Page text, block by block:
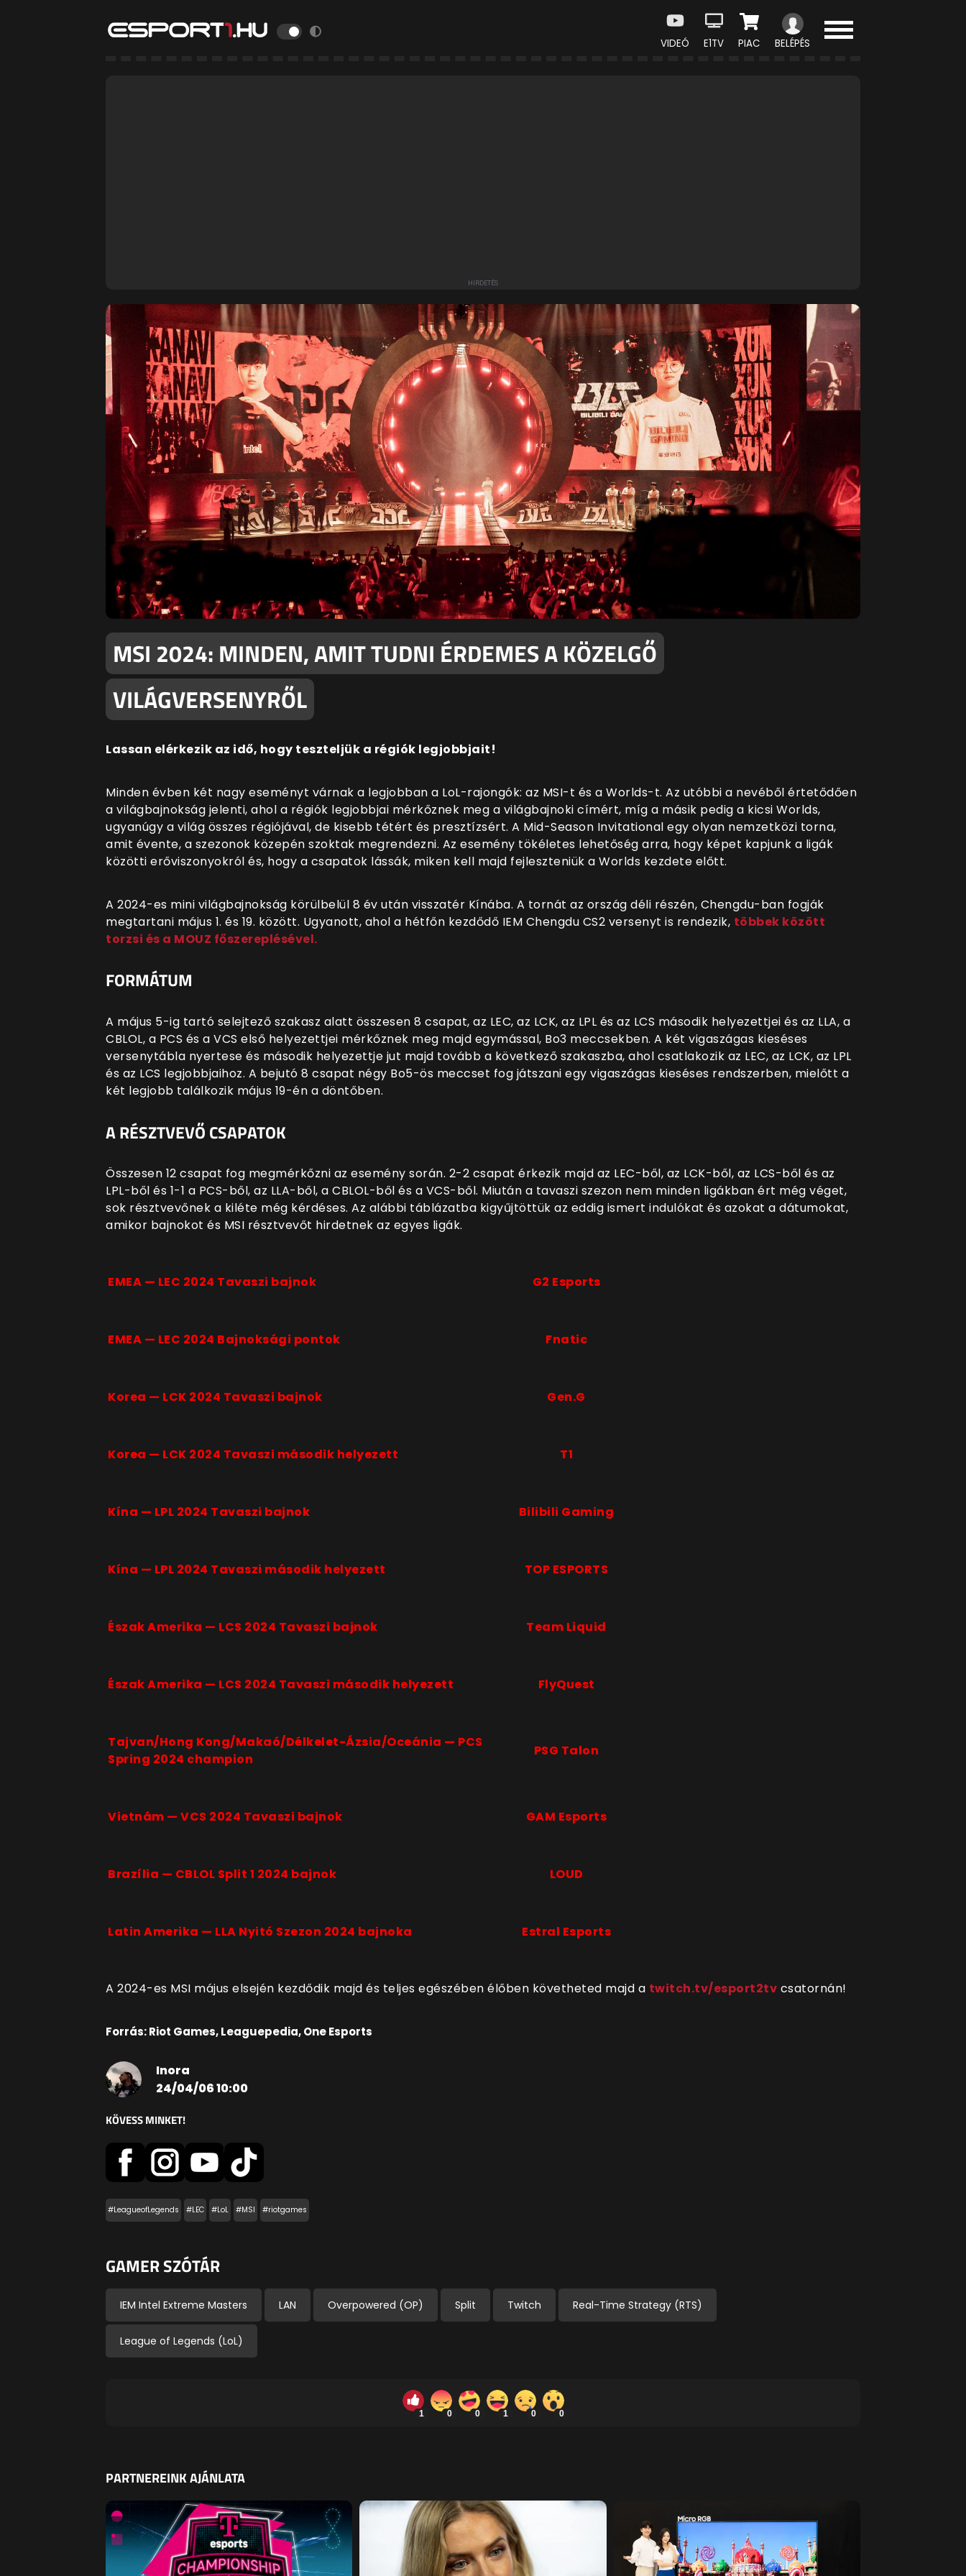
VIDEÓ E1TV PIAC BELÉPÉS
MSI 2024: MINDEN, AMIT TUDNI ÉRDEMES A KÖZELGŐ
VILÁGVERSENYRŐL
Lassan elérkezik az idő, hogy teszteljük a régiók legjobbjait!
Minden évben két nagy eseményt várnak a legjobban a LoL-rajongók: az MSI-t és a Worlds-t. Az utóbbi a nevéből értetődően
a világbajnokság jelenti, ahol a régiók legjobbjai mérkőznek meg a világbajnoki címért, míg a másik pedig a kicsi Worlds,
ugyanúgy a világ összes régiójával, de kisebb tétért és presztízsért. A Mid-Season Invitational egy olyan nemzetközi torna,
amit évente, a szezonok közepén szoktak megrendezni. Az esemény tökéletes lehetőség arra, hogy képet kapjunk a ligák
közötti erőviszonyokról és, hogy a csapatok lássák, miken kell majd fejleszteniük a Worlds kezdete előtt.
A 2024-es mini világbajnokság körülbelül 8 év után visszatér Kínába. A tornát az ország déli részén, Chengdu-ban fogják
megtartani május 1. és 19. között. Ugyanott, ahol a hétfőn kezdődő IEM Chengdu CS2 versenyt is rendezik, többek között
torzsi és a MOUZ főszereplésével.
FORMÁTUM
A május 5-ig tartó selejtező szakasz alatt összesen 8 csapat, az LEC, az LCK, az LPL és az LCS második helyezettjei és az LLA, a
CBLOL, a PCS és a VCS első helyezettjei mérkőznek meg majd egymással, Bo3 meccsekben. A két vigaszágas kieséses
versenytábla nyertese és második helyezettje jut majd tovább a következő szakaszba, ahol csatlakozik az LEC, az LCK, az LPL
és az LCS legjobbjaihoz. A bejutó 8 csapat négy Bo5-ös meccset fog játszani egy vigaszágas kieséses rendszerben, mielőtt a
két legjobb találkozik május 19-én a döntőben.
A RÉSZTVEVŐ CSAPATOK
Összesen 12 csapat fog megmérkőzni az esemény során. 2-2 csapat érkezik majd az LEC-ből, az LCK-ből, az LCS-ből és az
LPL-ből és 1-1 a PCS-ből, az LLA-ből, a CBLOL-ből és a VCS-ből. Miután a tavaszi szezon nem minden ligákban ért még véget,
sok résztvevőnek a kiléte még kérdéses. Az alábbi táblázatba kigyűjtöttük az eddig ismert indulókat és azokat a dátumokat,
amikor bajnokot és MSI résztvevőt hirdetnek az egyes ligák.
EMEA — LEC 2024 Tavaszi bajnok G2 Esports
EMEA — LEC 2024 Bajnoksági pontok Fnatic
Korea — LCK 2024 Tavaszi bajnok Gen.G
Korea — LCK 2024 Tavaszi második helyezett T1
Kína — LPL 2024 Tavaszi bajnok Bilibili Gaming
Kína — LPL 2024 Tavaszi második helyezett TOP ESPORTS
Észak Amerika — LCS 2024 Tavaszi bajnok Team Liquid
Észak Amerika — LCS 2024 Tavaszi második helyezett FlyQuest
Tajvan/Hong Kong/Makaó/Délkelet-Ázsia/Oceánia — PCS
Spring 2024 champion
PSG Talon
Vietnám — VCS 2024 Tavaszi bajnok GAM Esports
Brazília — CBLOL Split 1 2024 bajnok LOUD
Latin Amerika — LLA Nyitó Szezon 2024 bajnoka Estral Esports
A 2024-es MSI május elsején kezdődik majd és teljes egészében élőben követheted majd a twitch.tv/esport2tv csatornán!
Forrás: Riot Games, Leaguepedia, One Esports
Inora
24/04/06 10:00
KÖVESS MINKET!
#LeagueofLegends #LEC #LoL #MSI #riotgames
GAMER SZÓTÁR
IEM Intel Extreme Masters LAN Overpowered (OP) Split Twitch Real-Time Strategy (RTS)
League of Legends (LoL)
1 0 0 1 0 0
PARTNEREINK AJÁNLATA